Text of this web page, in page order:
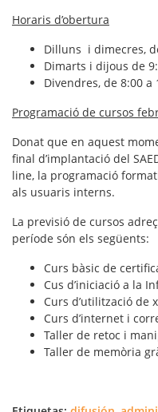
Horaris d’obertura
Dilluns i dimecres,
Dimarts i dijous de
Divendres, de 8:00
Programació de cursos
Donat que en aquest
final d’implantació del
line, la programació
als usuaris interns.
La previsió de cursos
període són els següents:
Curs bàsic de
Cus d’iniciació a la
Curs d’utilització de
Curs d’internet i
Taller de retoc i
Taller de memòria